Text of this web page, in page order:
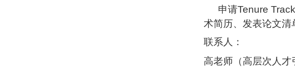
申请Tenure Track
术简历、发表论文清
联系人：
高老师（高层次人才